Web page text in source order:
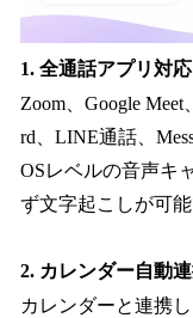
1. 全通話アプリ対応
Zoom、Google Meet
rd、LINE通話、
OSレベルの音声キ
ず文字起こしが可能
2. カレンダー自動
カレンダーと連携